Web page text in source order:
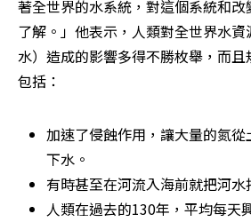
著全世界的水系統，對這個系統和
了解。」他表示，人類對全世界水
水）造成的影響多得不勝枚舉，而且
包括：
加速了侵蝕作用，讓大量的氮
下水。
有時甚至在河流入海前就把河水
人類在過去的130年，平均每天